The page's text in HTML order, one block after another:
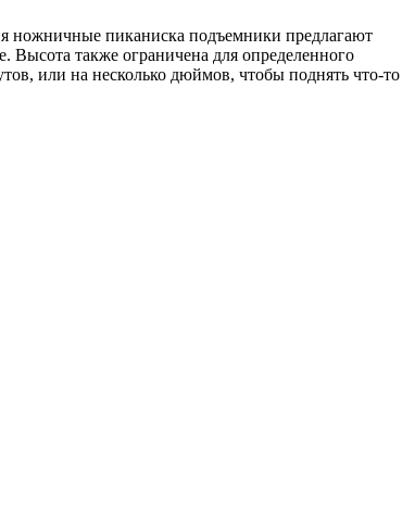
ножничные пиканиска подъемники предлагают
Высота также ограничена для определенного
или на несколько дюймов, чтобы поднять что-то